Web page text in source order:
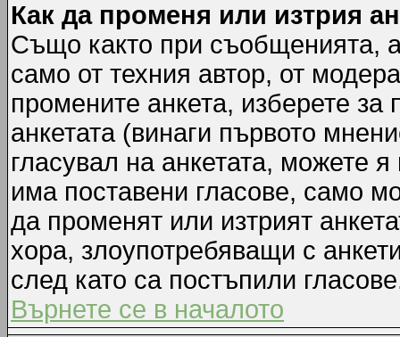
Как да променя или изтрия
Също както при съобщенията,
само от техния автор, от
промените анкета, изберете
анкетата (винаги първото
гласувал на анкетата, можете
има поставени гласове, само
да променят или изтрият
хора, злоупотребяващи с
след като са постъпили
Върнете се в началото